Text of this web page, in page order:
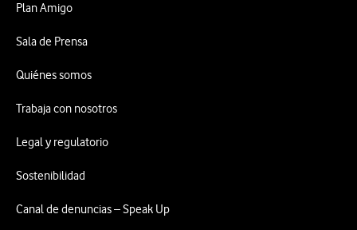
Plan Amigo
Sala de Prensa
Quiénes somos
Trabaja con nosotros
Legal y regulatorio
Sostenibilidad
Canal de denuncias – Speak Up